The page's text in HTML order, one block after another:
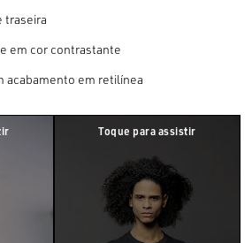
traseira
em cor contrastante
acabamento em retilínea